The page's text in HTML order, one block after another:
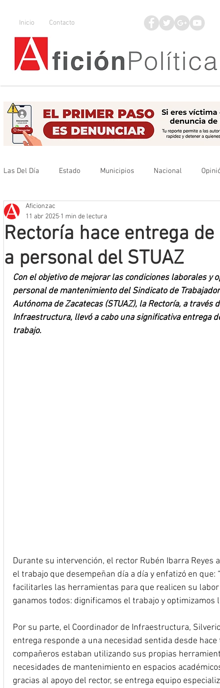
Inicio Contacto
Las Del Día Estado Municipios Nacional
Que no se olvide
Rectoría hace entrega
a personal del STUAZ
Aficionzac
11 abr 2025 1 min de lectura
Con el objetivo de mejorar las condiciones laborales y
personal de mantenimiento del Sindicato de
Autónoma de Zacatecas (STUAZ), la Rectoría, a través
Infraestructura, llevó a cabo una significativa entrega
trabajo.
Durante su intervención, el rector Rubén Ibarra Reyes
el trabajo que desempeñan día a día y enfatizó en
facilitarles las herramientas para que realicen su
ganamos todos: dignificamos el trabajo y optimizamos
Por su parte, el Coordinador de Infraestructura,
entrega responde a una necesidad sentida desde
compañeros estaban utilizando sus propias
necesidades de mantenimiento en espacios
gracias al apoyo del rector, se entrega equipo